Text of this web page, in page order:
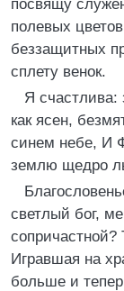
посвящу
полевых
беззащитных
сплету венок.
Я счастлива:
как ясен,
синем небе, И
землю щедро
светлый бог,
сопричастной?
Игравшая на
больше и